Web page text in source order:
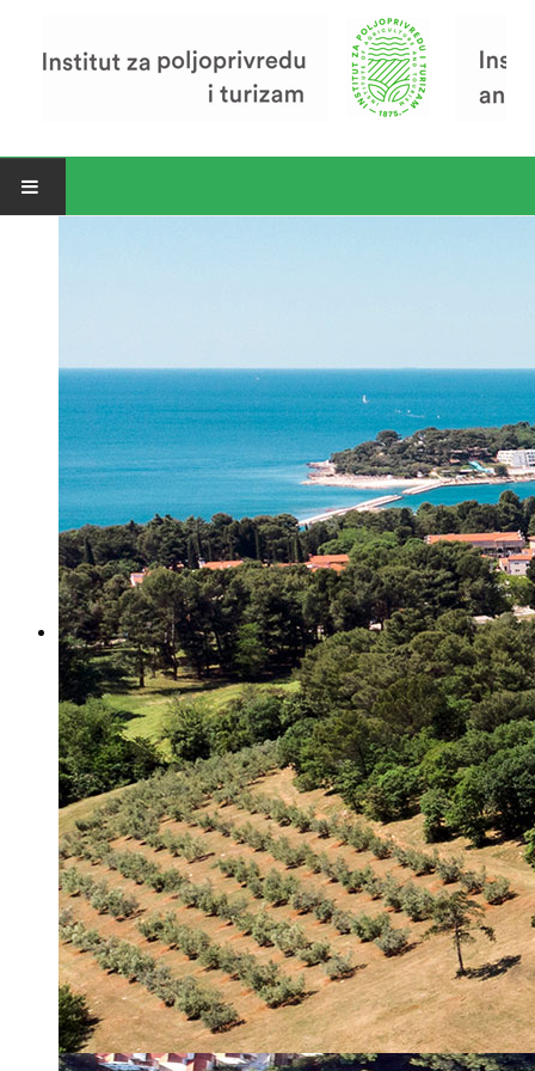
Zavod za poljoprivredu i prehranu
Zavod za ekonomiku i razvoj poljoprivrede
Zavod za turizam
Pokusno poljoprivredno imanje
Zaposlenici
Euraxess
Misija i vizija
Upravno Vijeće
Rad Upravnog vijeća
Znanstveno Vijeće
Rad Znanstvenog vijeća
Etičko povjerenstvo
Etički kodeks
Financiranje
Proračun
Potpore
PROGRAMSKO FINANCIRANJE
Izvještavanje po uredbi
Projekti Instituta
Dialogue4Tourism
REVIVE
WASTEREDUCE
MITOMED+
WINTERMED
CASTWATER
INHERIT